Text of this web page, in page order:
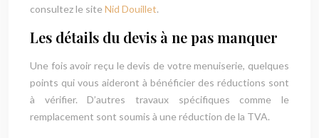
consultez le site Nid Douillet.
Les détails du devis à ne pas manquer
Une fois avoir reçu le devis de votre menuiserie, quelques
points qui vous aideront à bénéficier des réductions sont
à vérifier. D’autres travaux spécifiques comme le
remplacement sont soumis à une réduction de la TVA.